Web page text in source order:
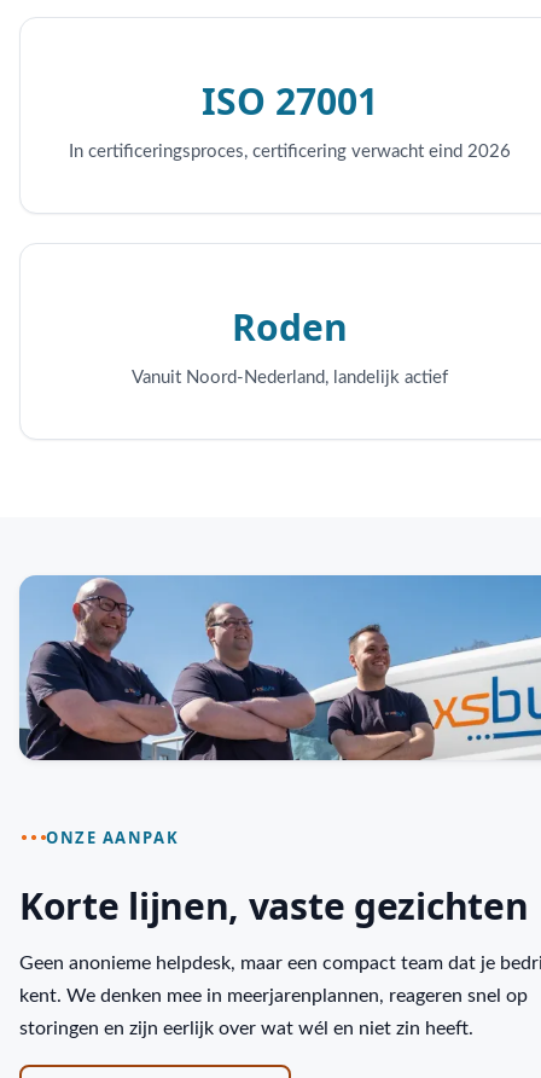
ISO 27001
In certificeringsproces, certificering verwacht eind 2026
Roden
Vanuit Noord-Nederland, landelijk actief
ONZE AANPAK
Korte lijnen, vaste gezichten
Geen anonieme helpdesk, maar een compact team dat je
kent. We denken mee in meerjarenplannen, reageren snel op
storingen en zijn eerlijk over wat wél en niet zin heeft.